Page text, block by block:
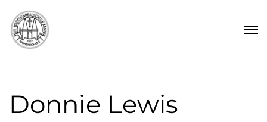
Donnie Lewis